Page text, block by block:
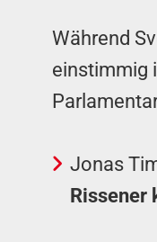
Während
einstimmig
Jonas
Rissener